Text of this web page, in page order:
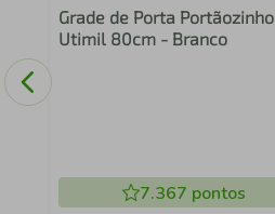
Grade de Porta Portãozinho
Utimil 80cm - Branco
7.367 pontos